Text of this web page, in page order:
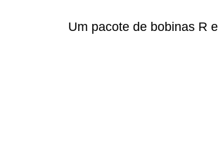
Um pacote de bobinas R